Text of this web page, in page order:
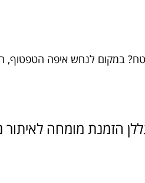
במקום לנחש איפה הטפטוף,